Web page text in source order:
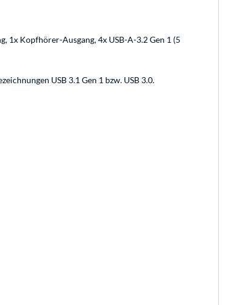
1x Kopfhörer-Ausgang, 4x USB-A-3.2 Gen 1 (5
USB 3.1 Gen 1 bzw. USB 3.0.